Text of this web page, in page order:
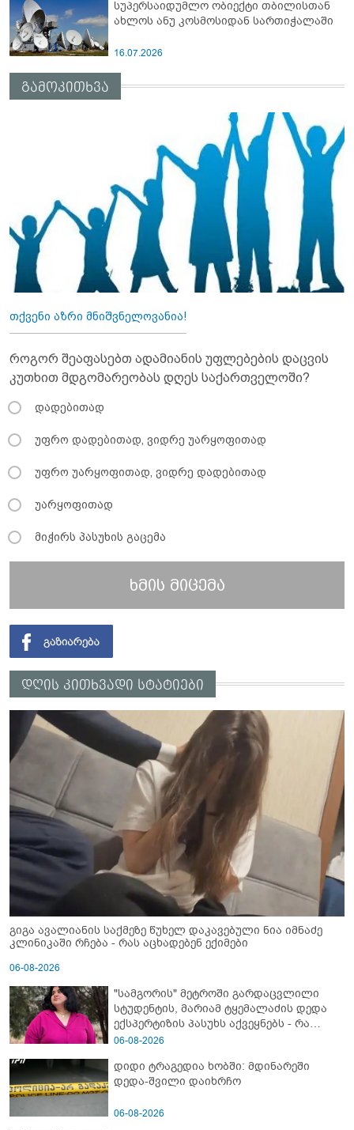
სუპერსაიდუმლო ობიექტი თბილისთან
ახლოს ანუ კოსმოსიდან სართიჭალაში
16.07.2026
გამოკითხვა
თქვენი აზრი მნიშვნელოვანია!
როგორ შეაფასებთ ადამიანის უფლებების დაცვის
კუთხით მდგომარეობას დღეს საქართველოში?
დადებითად
უფრო დადებითად, ვიდრე უარყოფითად
უფრო უარყოფითად, ვიდრე დადებითად
უარყოფითად
მიჭირს პასუხის გაცემა
ხმის მიცემა
დღის კითხვადი სტატიები
გიგა ავალიანის საქმეზე წუხელ დაკავებული ნია იმნაძე
კლინიკაში რჩება - რას აცხადებენ ექიმები
06-08-2026
"სამგორის" მეტროში გარდაცვლილი
სტუდენტის, მარიამ ტყემალაძის დედა
ექსპერტიზის პასუხს აქვეყნებს - რა
გახდა გოგონას გარდაცვალების მიზეზი?
06-08-2026
დიდი ტრაგედია ხობში: მდინარეში
დედა-შვილი დაიხრჩო
06-08-2026